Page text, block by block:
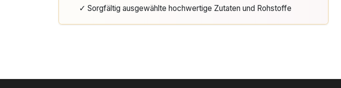
✓ Sorgfältig ausgewählte hochwertige Zutaten und Rohstoffe